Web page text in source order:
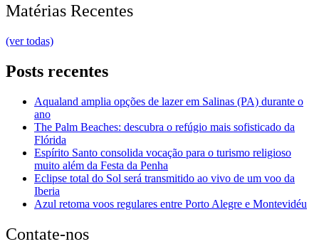
Matérias Recentes
(ver todas)
Posts recentes
Aqualand amplia opções de lazer em Salinas (PA) durante o
ano
The Palm Beaches: descubra o refúgio mais sofisticado da
Flórida
Espírito Santo consolida vocação para o turismo religioso
muito além da Festa da Penha
Eclipse total do Sol será transmitido ao vivo de um voo da
Iberia
Azul retoma voos regulares entre Porto Alegre e Montevidéu
Contate-nos